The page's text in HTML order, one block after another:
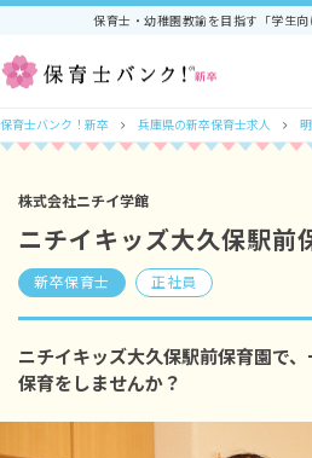
保育士・幼稚園教諭を目指す「学生
保育士バンク！新卒 兵庫県の新卒保育士求人
株式会社ニチイ学館
ニチイキッズ大久保駅前
新卒保育士 正社員
ニチイキッズ大久保駅前保育園で、
保育をしませんか？